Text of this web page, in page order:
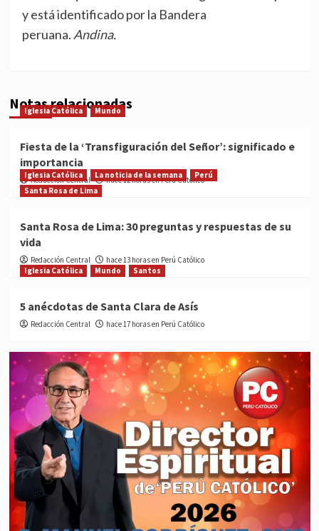
y está identificado por la Bandera
peruana.Andina.
Notas relacionadas
Iglesia Católica Mundo
Fiesta de la ‘Transfiguración del Señor’: significado e
importancia
Redacción Central hace 12 horas en Perú Católico
Iglesia Católica La noticia de la semana
Perú
Santa Rosa de Lima
Santa Rosa de Lima: 30 preguntas y respuestas de su
vida
Redacción Central
hace 13 horas en Perú Católico
Iglesia Católica
Mundo Santos
5 anécdotas de Santa Clara de Asís
Redacción Central hace 17 horas en Perú Católico